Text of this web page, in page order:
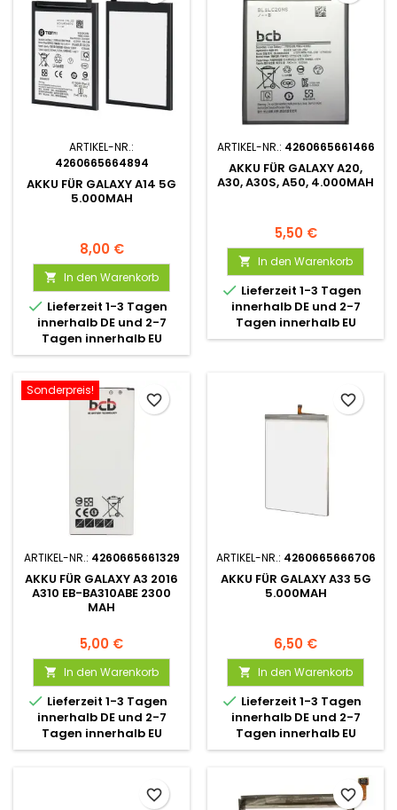
ARTIKEL-NR.:
4260665664894
AKKU FÜR GALAXY A14 5G
5.000MAH
8,00 €
 In den Warenkorb
 Lieferzeit 1-3 Tagen
innerhalb DE und 2-7
Tagen innerhalb EU
ARTIKEL-NR.: 4260665661466
AKKU FÜR GALAXY A20,
A30, A30S, A50, 4.000MAH
5,50 €
 In den Warenkorb
 Lieferzeit 1-3 Tagen
innerhalb DE und 2-7
Tagen innerhalb EU
Sonderpreis!
ARTIKEL-NR.: 4260665661329
AKKU FÜR GALAXY A3 2016
A310 EB-BA310ABE 2300
MAH
5,00 €
 In den Warenkorb
 Lieferzeit 1-3 Tagen
innerhalb DE und 2-7
Tagen innerhalb EU
favorite_border
ARTIKEL-NR.: 4260665666706
AKKU FÜR GALAXY A33 5G
5.000MAH
6,50 €
 In den Warenkorb
 Lieferzeit 1-3 Tagen
innerhalb DE und 2-7
Tagen innerhalb EU
favorite_border
favorite_border favorite_border